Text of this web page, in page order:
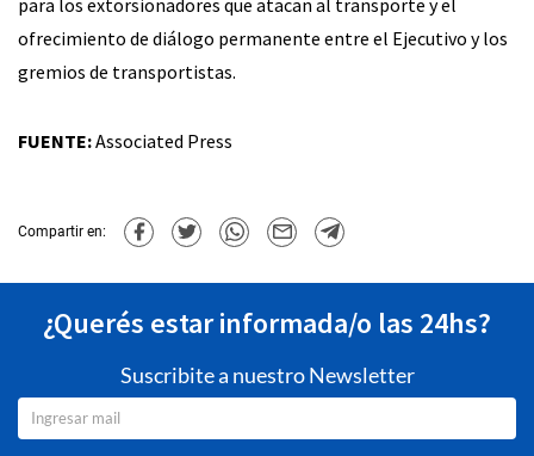
ofrecimiento de diálogo permanente entre el Ejecutivo y los
gremios de transportistas.
FUENTE:Associated Press
Compartir en:
¿Querés estar informada/o las 24hs?
Suscribite a nuestro Newsletter